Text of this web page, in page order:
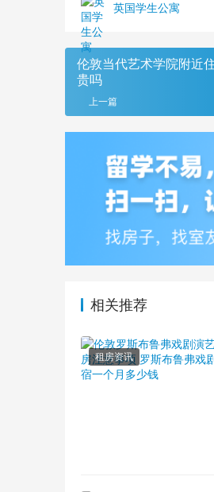
英国学生公寓
伦敦当代艺术学院附近
贵吗
上一篇
相关推荐
租房资讯